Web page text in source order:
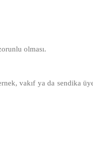
olması.
vakıf ya da sendika